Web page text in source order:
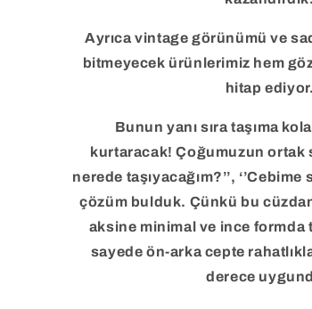
Ayrıca vintage görünümü ve
bitmeyecek ürünlerimiz hem
hitap ediyor.
Bunun yanı sıra taşıma
kurtaracak! Çoğumuzun ortak
nerede taşıyacağım?’’, ‘’Cebime
çözüm bulduk. Çünkü bu
aksine minimal ve ince formda
sayede ön-arka cepte
derece